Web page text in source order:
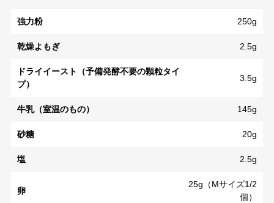
強力粉 250g
乾燥よもぎ 2.5g
ドライイースト（予備発酵不要の顆粒タイ
プ）
3.5g
牛乳（室温のもの） 145g
砂糖 20g
塩 2.5g
卵
25g（Mサイズ1/2
個）